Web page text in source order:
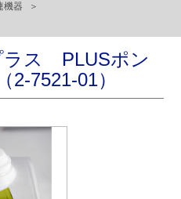
機器
ラス PLUSポン
7521-01）